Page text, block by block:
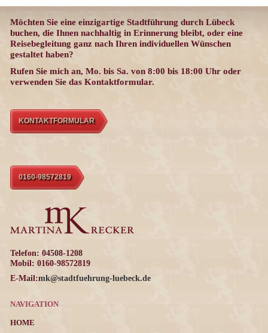
Möchten Sie eine einzigartige Stadtführung durch Lübeck
buchen, die Ihnen nachhaltig in Erinnerung bleibt, oder eine
Reisebegleitung ganz nach Ihren individuellen Wünschen
gestaltet haben?
Rufen Sie mich an, Mo. bis Sa. von 8:00 bis 18:00 Uhr oder
verwenden Sie das Kontaktformular.
KONTAKTFORMULAR
0160-98572819
Telefon: 04508-1208
Mobil: 0160-98572819
E-Mail:mk@stadtfuehrung-luebeck.de
NAVIGATION
HOME